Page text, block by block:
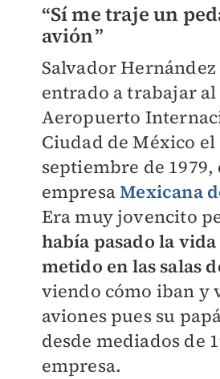
“Sí me traje un
avión”
Salvador
entrado a trabajar al
Aeropuerto
Ciudad de México el
septiembre de 1979,
empresaMexicana
Era muy jovencito
había pasado la
metido en las salas
viendo cómo iban y
aviones pues su
desde mediados de
empresa.